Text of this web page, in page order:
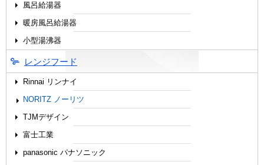
風呂給湯器
暖房風呂給湯器
小型湯沸器
レンジフード
Rinnai リンナイ
NORITZ ノーリツ
TJMデザイン
富士工業
panasonic パナソニック